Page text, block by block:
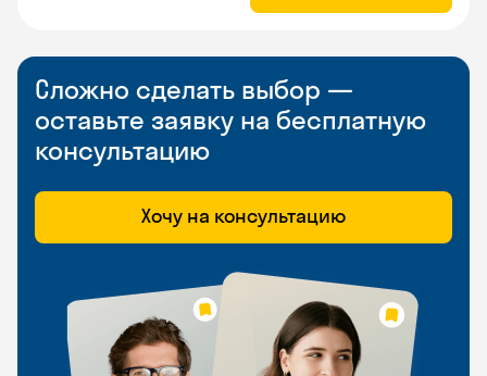
Сложно сделать выбор —
оставьте заявку на бесплатную
консультацию
Хочу на консультацию